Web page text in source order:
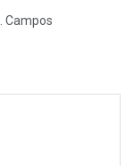
Campos